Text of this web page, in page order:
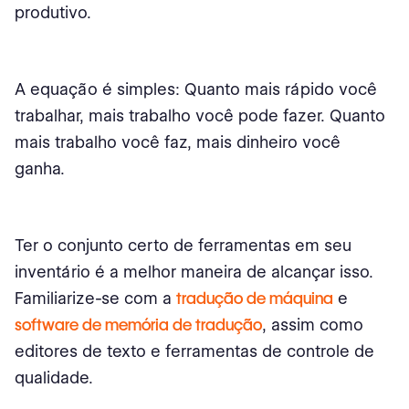
produtivo.
A equação é simples: Quanto mais rápido você
trabalhar, mais trabalho você pode fazer. Quanto
mais trabalho você faz, mais dinheiro você
ganha.
Ter o conjunto certo de ferramentas em seu
inventário é a melhor maneira de alcançar isso.
Familiarize-se com a tradução de máquina e
software de memória de tradução, assim como
editores de texto e ferramentas de controle de
qualidade.